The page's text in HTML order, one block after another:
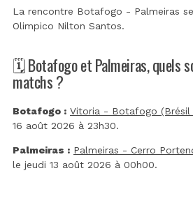
La rencontre Botafogo - Palmeiras
Olimpico Nilton Santos.
🗓️ Botafogo et Palmeiras, quels
matchs ?
Botafogo : Vitoria - Botafogo (Brésil
16 août 2026 à 23h30.
Palmeiras : Palmeiras - Cerro
le jeudi 13 août 2026 à 00h00.